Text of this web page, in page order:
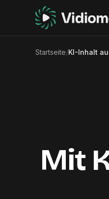
Startseite/KI-Inhalt
Mit